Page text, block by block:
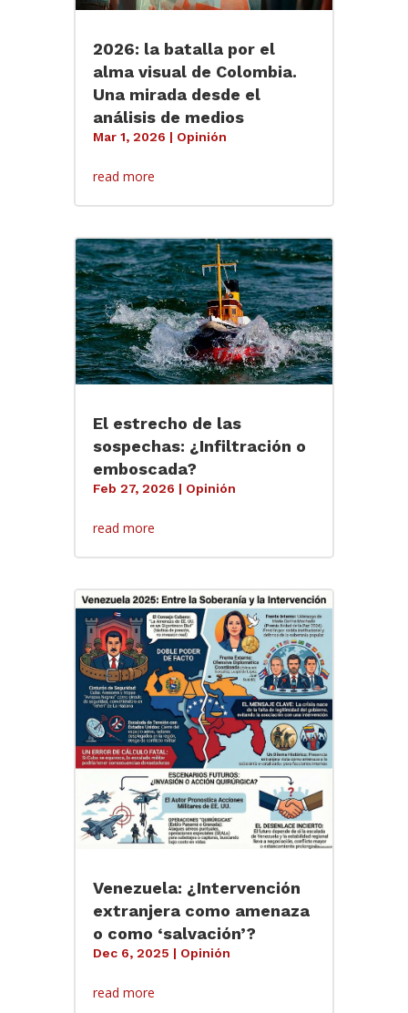
2026: la batalla por el
alma visual de Colombia.
Una mirada desde el
análisis de medios
Mar 1, 2026 | Opinión
read more
El estrecho de las
sospechas: ¿Infiltración o
emboscada?
Feb 27, 2026 | Opinión
read more
Venezuela: ¿Intervención
extranjera como amenaza
o como ‘salvación’?
Dec 6, 2025 | Opinión
read more